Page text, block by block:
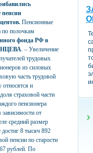
пенсии
Пенсионные
по полочкам
фонда РФ в
А. – Увеличение
трудовых
из силовых
часть трудовой
относятся и
страховой части
пенсионера
зависимости от
средний размер
8 тысяч 892
пенсии по старости
рублей. По